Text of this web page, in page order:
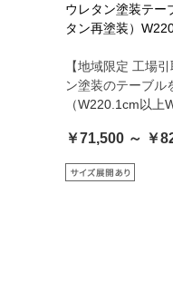
ウレタン塗装テー
タン再塗装）
【地域限定 工場
ン塗装のテーブル
（W220.1cm以上
￥71,500 ～ ￥